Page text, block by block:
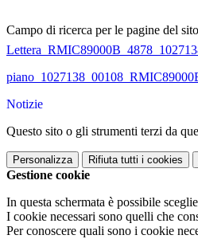
Campo di ricerca per le pagine del sito
Notizie
Questo sito o gli strumenti terzi da
Personalizza Rifiuta tutti i cookies
Gestione cookie
In questa schermata è possibile
I cookie necessari sono quelli che
Per conoscere quali sono i cookie